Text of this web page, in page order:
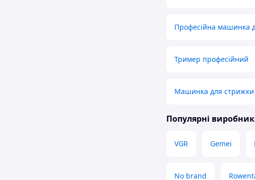
Професійна машинка
Тример професійний
Машинка для стрижки
Популярні
VGR Gemei
No brand